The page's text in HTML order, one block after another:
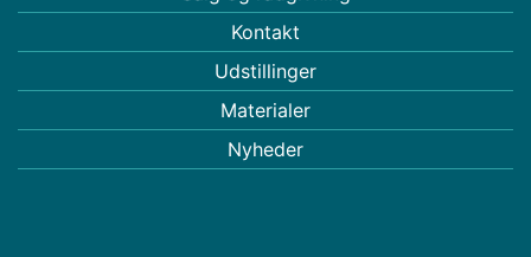
Kontakt
Udstillinger
Materialer
Nyheder